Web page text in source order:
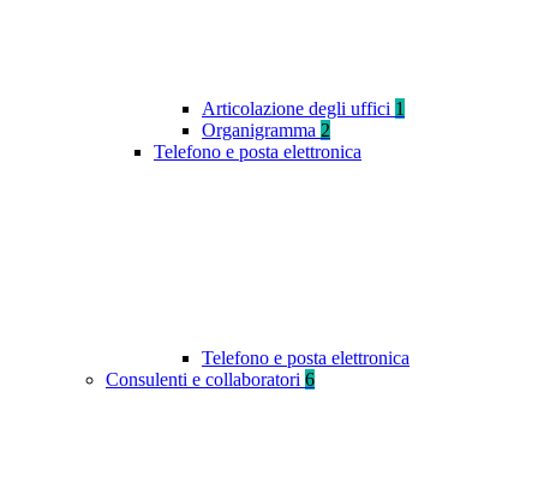
Articolazione degli uffici 1
Organigramma 2
Telefono e posta elettronica
Telefono e posta elettronica
Consulenti e collaboratori 6